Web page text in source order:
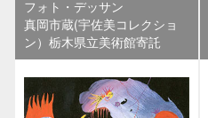
フォト・デッサン
真岡市蔵(宇佐美コレクショ
ン）栃木県立美術館寄託